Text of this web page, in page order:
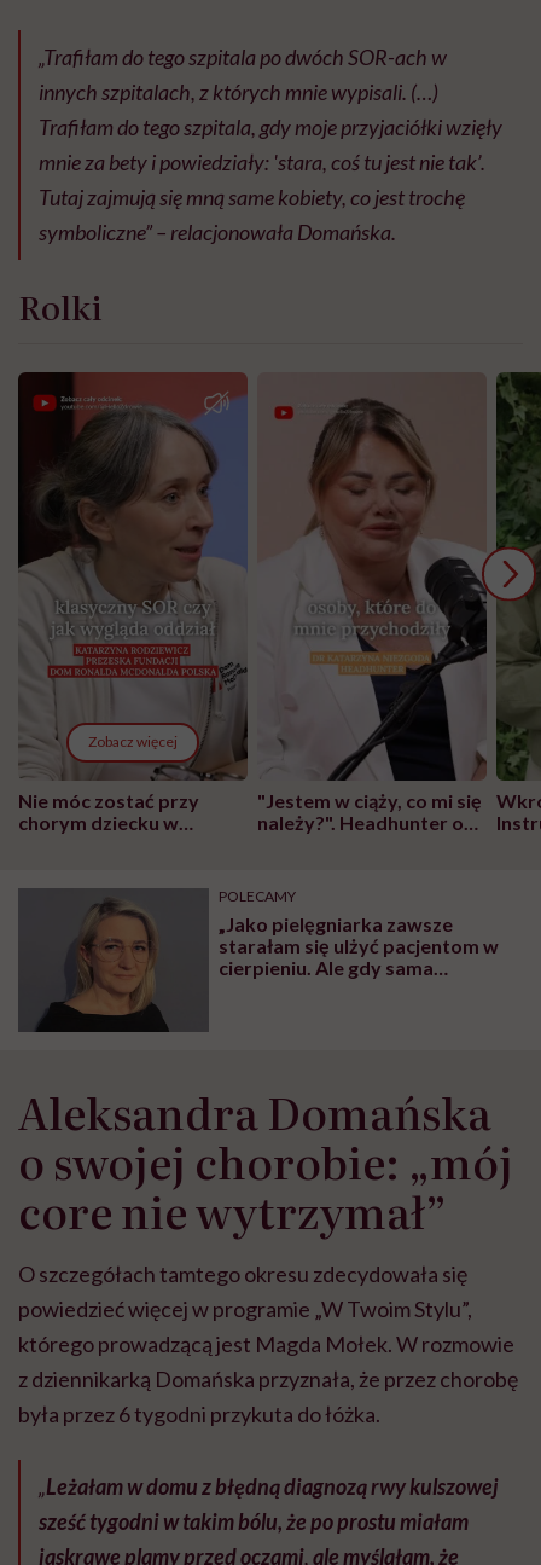
„Trafiłam do tego szpitala po dwóch SOR-ach w
innych szpitalach, z których mnie wypisali. (…)
Trafiłam do tego szpitala, gdy moje przyjaciółki wzięły
mnie za bety i powiedziały: 'stara, coś tu jest nie tak’.
Tutaj zajmują się mną same kobiety, co jest trochę
symboliczne” – relacjonowała Domańska.
Rolki
Zobacz więcej
Nie móc zostać przy
chorym dziecku w
może chyba tylko
głupota i brak
wyobraźni"
"Jestem w ciąży, co mi się
należy?". Headhunter o
pracy
POLECAMY
„Jako pielęgniarka zawsze
starałam się ulżyć pacjentom w
cierpieniu. Ale gdy sama
Aleksandra Domańska
o swojej chorobie: „mój
core nie wytrzymał”
O szczegółach tamtego okresu zdecydowała się
powiedzieć więcej w programie „W Twoim Stylu”,
którego prowadzącą jest Magda Mołek. W rozmowie
z dziennikarką Domańska przyznała, że przez chorobę
była przez 6 tygodni przykuta do łóżka.
„Leżałam w domu z błędną diagnozą rwy kulszowej
sześć tygodni w takim bólu, że po prostu miałam
jaskrawe plamy przed oczami,ale myślałam, że